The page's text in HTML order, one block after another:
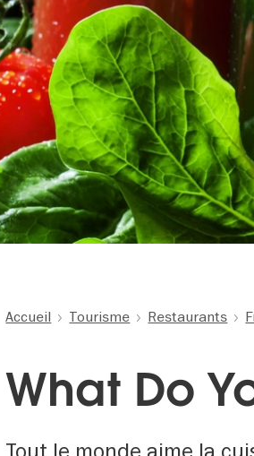
Accueil Tourisme Restaurants
What Do
Tout le monde aime la